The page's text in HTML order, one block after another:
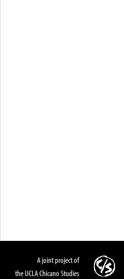
A joint project of
the UCLA Chicano Studies